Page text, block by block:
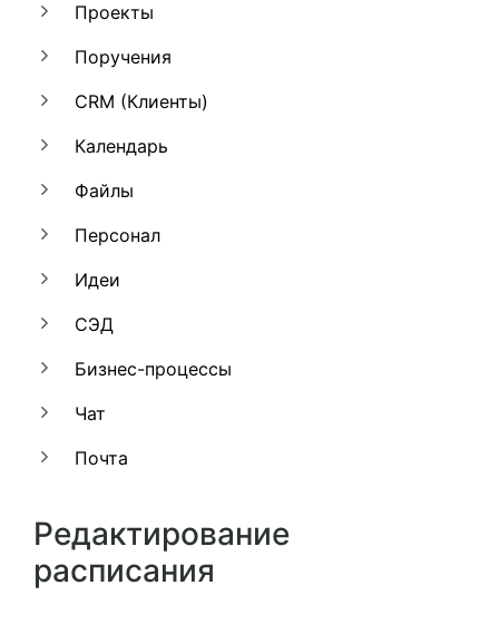
Проекты
Поручения
CRM (Клиенты)
Календарь
Файлы
Персонал
Идеи
СЭД
Бизнес-процессы
Чат
Почта
Редактирование
расписания